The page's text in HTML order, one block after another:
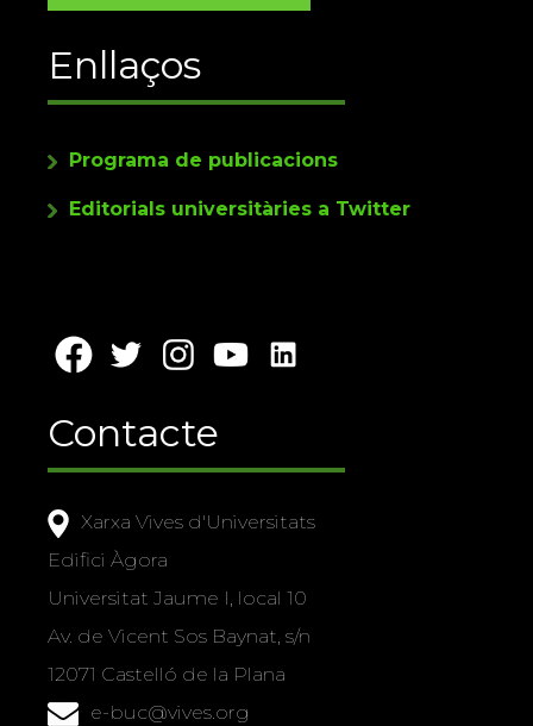
Enllaços
Programa de publicacions
Editorials universitàries a Twitter
Contacte
Xarxa Vives d'Universitats
Edifici Àgora
Universitat Jaume I, local 10
Av. de Vicent Sos Baynat, s/n
12071 Castelló de la Plana
e-buc@vives.org